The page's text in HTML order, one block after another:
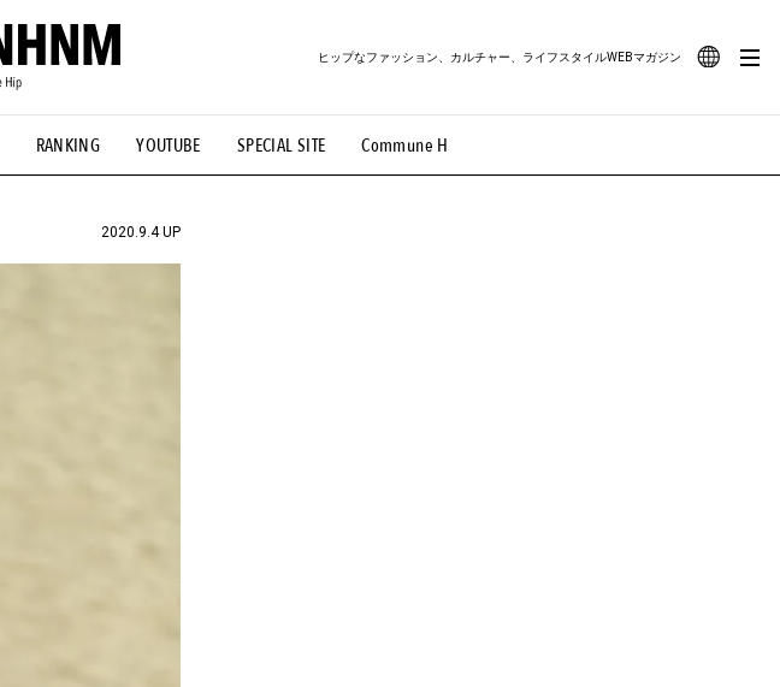
RANKING YOUTUBE SPECIAL SITE Commune H
ヒップなファッション、カルチャー、ライフスタイルWEBマガジン
#マイナーグッド図鑑 #路地裏てぃーん。 #MONTHLY JOURNAL
#FASHION #MUSIC #MOVIE #LIFESTYLE #SNEAKER #OUTDOOR
2020.9.4 UP